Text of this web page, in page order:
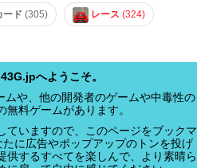
ード (305) レース (324)
へようこそ。
や、他の開発者のゲームや中毒性の
無料ゲームがあります。
ていますので、このページをブックマ
に広告やポップアップのトンを投げ
供するすべてを楽しんで、より素晴ら